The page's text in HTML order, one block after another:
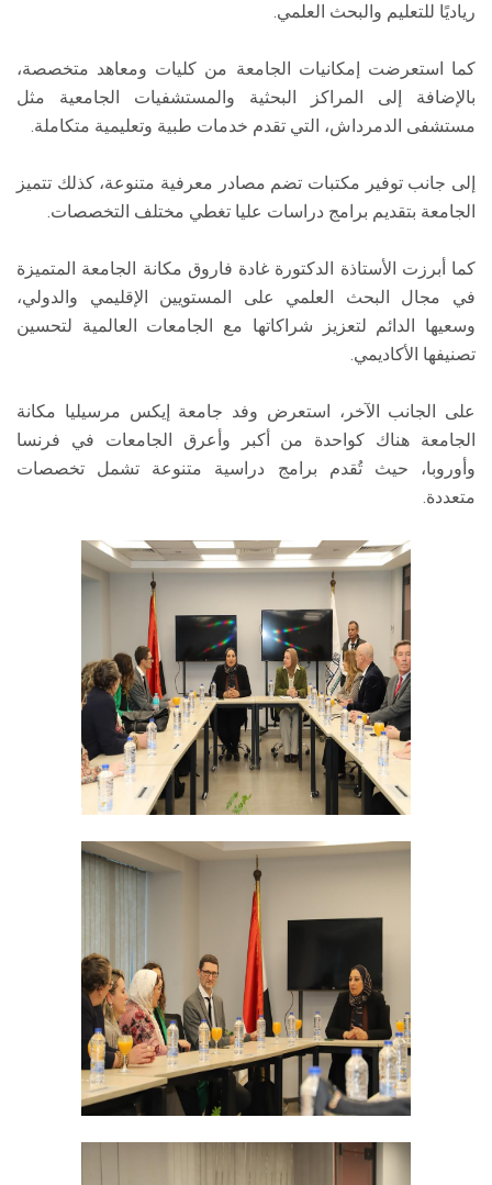
رياديًا للتعليم والبحث العلمي.
كما استعرضت إمكانيات الجامعة من كليات ومعاهد متخصصة،
بالإضافة إلى المراكز البحثية والمستشفيات الجامعية مثل
مستشفى الدمرداش، التي تقدم خدمات طبية وتعليمية متكاملة.
إلى جانب توفير مكتبات تضم مصادر معرفية متنوعة، كذلك تتميز
الجامعة بتقديم برامج دراسات عليا تغطي مختلف التخصصات.
كما أبرزت الأستاذة الدكتورة غادة فاروق مكانة الجامعة المتميزة
في مجال البحث العلمي على المستويين الإقليمي والدولي،
وسعيها الدائم لتعزيز شراكاتها مع الجامعات العالمية لتحسين
تصنيفها الأكاديمي.
على الجانب الآخر، استعرض وفد جامعة إيكس مرسيليا مكانة
الجامعة هناك كواحدة من أكبر وأعرق الجامعات في فرنسا
وأوروبا، حيث تُقدم برامج دراسية متنوعة تشمل تخصصات
متعددة.